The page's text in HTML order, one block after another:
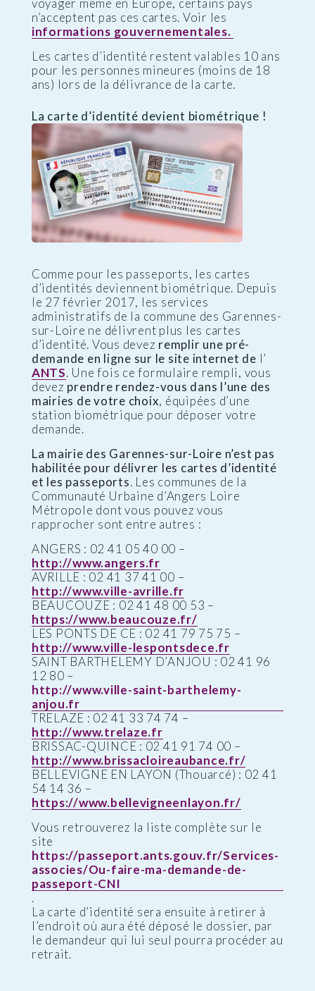
voyager même en Europe, certains pays
n’acceptent pas ces cartes. Voir les
informations gouvernementales.
Les cartes d’identité restent valables 10 ans
pour les personnes mineures (moins de 18
ans) lors de la délivrance de la carte.
La carte d’identité devient biométrique !
Comme pour les passeports, les cartes
d’identités deviennent biométrique. Depuis
le 27 février 2017, les services
administratifs de la commune des Garennes-
sur-Loire ne délivrent plus les cartes
d’identité. Vous devez remplir une pré-
demande en ligne sur le site internet de l’
ANTS. Une fois ce formulaire rempli, vous
devez prendre rendez-vous dans l’une des
mairies de votre choix, équipées d’une
station biométrique pour déposer votre
demande.
La mairie des Garennes-sur-Loire n’est pas
habilitée pour délivrer les cartes d’identité
et les passeports. Les communes de la
Communauté Urbaine d’Angers Loire
Métropole dont vous pouvez vous
rapprocher sont entre autres :
ANGERS : 02 41 05 40 00 –
http://www.angers.fr
AVRILLE : 02 41 37 41 00 –
http://www.ville-avrille.fr
BEAUCOUZE : 02 41 48 00 53 –
https://www.beaucouze.fr/
LES PONTS DE CE : 02 41 79 75 75 –
http://www.ville-lespontsdece.fr
SAINT BARTHELEMY D’ANJOU : 02 41 96
12 80 –
http://www.ville-saint-barthelemy-
anjou.fr
TRELAZE : 02 41 33 74 74 –
http://www.trelaze.fr
BRISSAC-QUINCE : 02 41 91 74 00 –
http://www.brissacloireaubance.fr/
BELLEVIGNE EN LAYON (Thouarcé) : 02 41
54 14 36 –
https://www.bellevigneenlayon.fr/
Vous retrouverez la liste complète sur le
site
https://passeport.ants.gouv.fr/Services-
associes/Ou-faire-ma-demande-de-
passeport-CNI
.
La carte d’identité sera ensuite à retirer à
l’endroit où aura été déposé le dossier, par
le demandeur qui lui seul pourra procéder au
retrait.